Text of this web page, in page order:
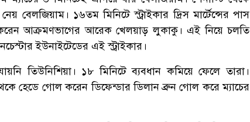
বেলজিয়াম। ১৬তম মিনিটে স্ট্রাইকার দ্রিস মার্টেন্সের পাস
আক্রমণভাগের আরেক খেলয়াড় লুকাকু। এই নিয়ে চলতি
ইউনাইটেডের এই স্ট্রাইকার।
তিউনিশিয়া। ১৮ মিনিটে ব্যবধান কমিয়ে ফেলে তারা।
হেডে গোল করেন ডিফেন্ডার ডিলান ব্রুন গোল করে ম্যাচের